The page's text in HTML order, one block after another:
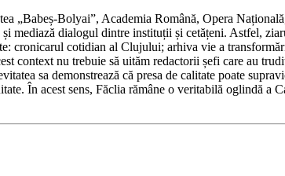
„Babeș-Bolyai”, Academia Română, Opera
mediază dialogul dintre instituții și cetățeni. Astfel,
cronicarul cotidian al Clujului; arhiva vie a
context nu trebuie să uităm redactorii șefi care au
sa demonstrează că presa de calitate poate
În acest sens, Făclia rămâne o veritabilă oglindă